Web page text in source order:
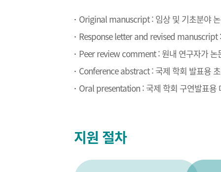
Original manuscript : 임상 및 기초분야
Response letter and revised manuscript
Peer review comment : 원내 연구자가
Conference abstract : 국제 학회 발표용
Oral presentation : 국제 학회 구연발표용
지원 절차